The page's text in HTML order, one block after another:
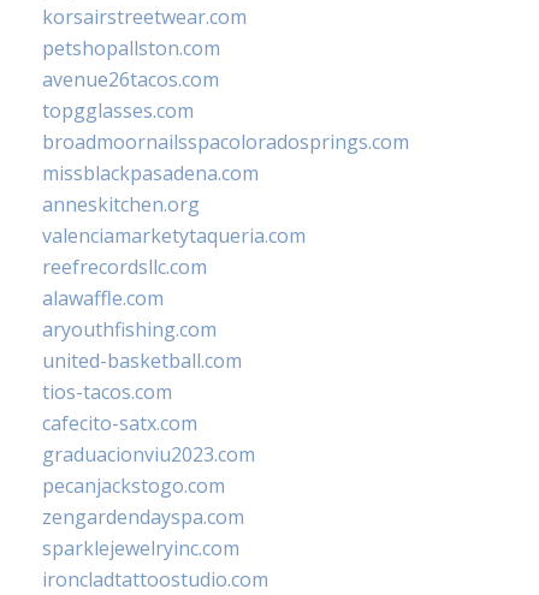
korsairstreetwear.com
petshopallston.com
avenue26tacos.com
topgglasses.com
broadmoornailsspacoloradosprings.com
missblackpasadena.com
anneskitchen.org
valenciamarketytaqueria.com
reefrecordsllc.com
alawaffle.com
aryouthfishing.com
united-basketball.com
tios-tacos.com
cafecito-satx.com
graduacionviu2023.com
pecanjackstogo.com
zengardendayspa.com
sparklejewelryinc.com
ironcladtattoostudio.com